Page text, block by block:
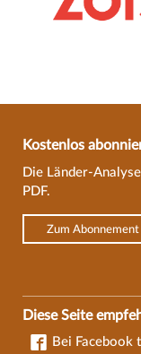
Kostenlos
Die Länder-
PDF.
Zum Abonnement
Diese Seite
Bei Facebook